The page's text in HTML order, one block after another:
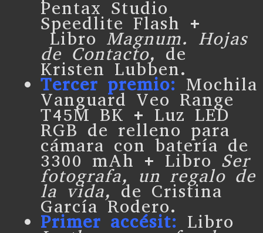
Pentax Studio
Speedlite Flash +
Libro Magnum. Hojas
de Contacto, de
Kristen Lubben.
Tercer premio: Mochila
Vanguard Veo Range
T45M BK + Luz LED
RGB de relleno para
cámara con batería de
3300 mAh + Libro Ser
fotografa, un regalo de
la vida, de Cristina
García Rodero.
Primer accésit: Libro